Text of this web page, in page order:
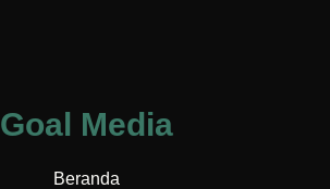
Goal Media
Beranda